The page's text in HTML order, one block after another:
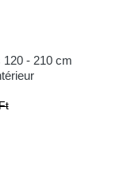
- 210 cm